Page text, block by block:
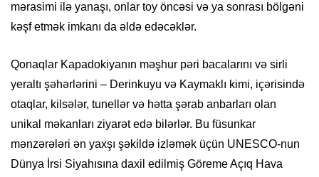
mərasimi ilə yanaşı, onlar toy öncəsi və ya sonrası bölgəni
kəşf etmək imkanı da əldə edəcəklər.
Qonaqlar Kapadokiyanın məşhur pəri bacalarını və sirli
yeraltı şəhərlərini – Derinkuyu və Kaymaklı kimi, içərisində
otaqlar, kilsələr, tunellər və hətta şərab anbarları olan
unikal məkanları ziyarət edə bilərlər. Bu füsunkar
mənzərələri ən yaxşı şəkildə izləmək üçün UNESCO-nun
Dünya İrsi Siyahısına daxil edilmiş Göreme Açıq Hava